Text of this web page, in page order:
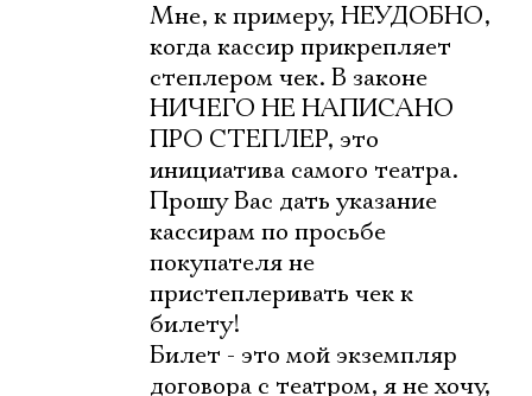
Мне, к примеру, НЕУДОБНО,
когда кассир прикрепляет
степлером чек. В законе
НИЧЕГО НЕ НАПИСАНО
ПРО СТЕПЛЕР, это
инициатива самого театра.
Прошу Вас дать указание
кассирам по просьбе
покупателя не
пристеплеривать чек к
билету!
Билет - это мой экземпляр
договора с театром, я не хочу,